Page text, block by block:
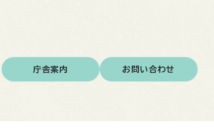
庁舎案内 お問い合わせ